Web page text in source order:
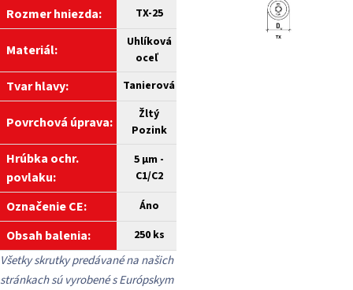
Rozmer hniezda: TX-25
Materiál:
Uhlíková
oceľ
Tvar hlavy: Tanierová
Povrchová úprava:
Žltý
Pozink
Hrúbka ochr.
povlaku:
5 µm -
C1/C2
Označenie CE: Áno
Obsah balenia: 250 ks
Všetky skrutky predávané na našich
stránkach sú vyrobené s Európskym